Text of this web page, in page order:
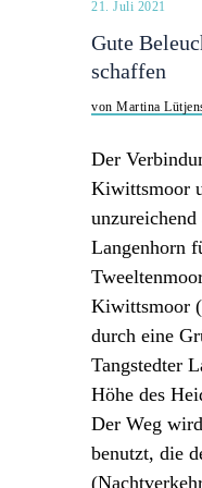
21. Juli 2021
Gute
schaffen
von Martina
Der
Kiwittsmoor
Langenhorn
Kiwittsmoor
durch eine
Tangstedter
Höhe des
Der Weg
benutzt, die